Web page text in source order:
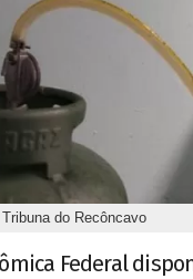
do Recôncavo
Federal